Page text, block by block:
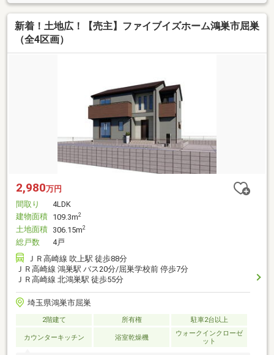
新着！土地広！【売主】ファイブイズホーム鴻巣市屈巣
（全4区画）
2,980万円
間取り
4LDK
建物面積 109.3m2
土地面積 306.15m2
総戸数
4戸
ＪＲ高崎線 吹上駅 徒歩88分
ＪＲ高崎線 鴻巣駅 バス20分/屈巣学校前 停歩7分
ＪＲ高崎線 北鴻巣駅 徒歩55分
埼玉県鴻巣市屈巣
2階建て 所有権 駐車2台以上
カウンターキッチン 浴室乾燥機
ウォークインクローゼ
ット